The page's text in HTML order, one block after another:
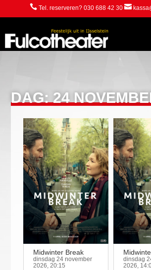
Tel. reserveren? 030 688 42 30 
DAG: 24
Midwinter Break
dinsdag 24 november
2026, 20:15
dinsdag
2026,